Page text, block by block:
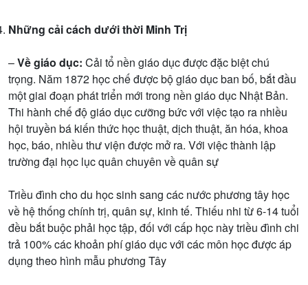
Những cải cách dưới thời Minh Trị
–Về giáo dục: Cải tổ nền giáo dục được đặc biệt chú
trọng. Năm 1872 học chế được bộ giáo dục ban bố, bắt đầu
một giai đoạn phát triển mới trong nền giáo dục Nhật Bản.
Thi hành chế độ giáo dục cưỡng bức với việc tạo ra nhiều
hội truyền bá kiến thức học thuật, dịch thuật, ăn hóa, khoa
học, báo, nhiều thư viện được mở ra. Với việc thành lập
trường đại học lục quân chuyên về quân sự
Triều đình cho du học sinh sang các nước phương tây học
về hệ thống chính trị, quân sự, kinh tế. Thiếu nhi từ 6-14 tuổi
đều bắt buộc phải học tập, đối với cấp học này triều đình chi
trả 100% các khoản phí giáo dục với các môn học được áp
dụng theo hình mẫu phương Tây